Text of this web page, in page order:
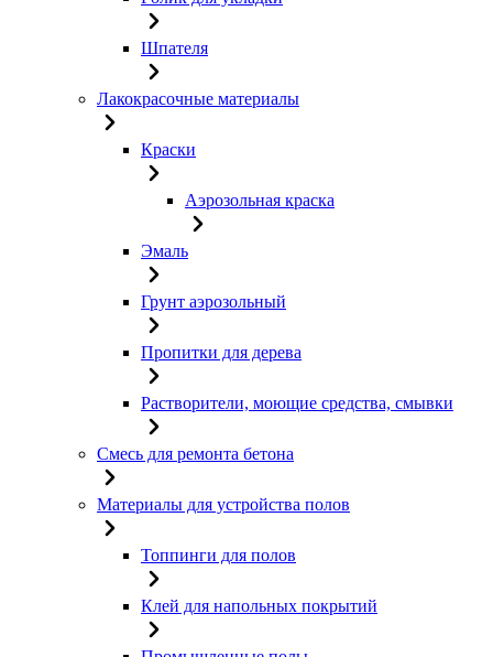
Шпателя
Лакокрасочные материалы
Краски
Аэрозольная краска
Эмаль
Грунт аэрозольный
Пропитки для дерева
Растворители, моющие средства, смывки
Смесь для ремонта бетона
Материалы для устройства полов
Топпинги для полов
Клей для напольных покрытий